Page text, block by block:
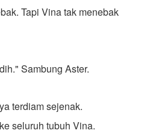
Tapi Vina tak menebak
Sambung Aster.
terdiam sejenak.
seluruh tubuh Vina.